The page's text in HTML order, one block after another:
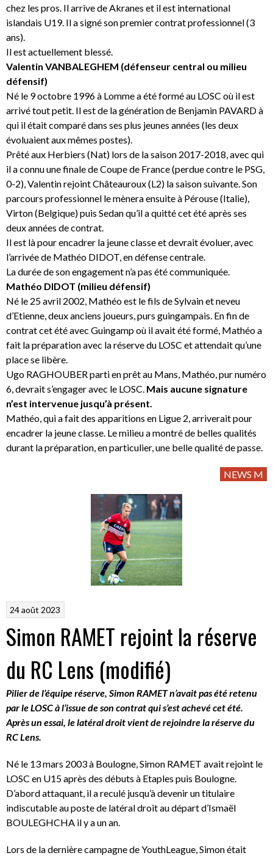
chez les pros. Il arrive de Akranes et il est international
islandais U19. Il a signé son premier contrat professionnel (3
ans).
Il est actuellement blessé.
Valentin VANBALEGHEM (défenseur central ou milieu
défensif)
Né le 9 octobre 1996 à Lomme a été formé au LOSC où il est
arrivé tout petit. Il est de la génération de Benjamin PAVARD à
qui il était comparé dans ses plus jeunes années (les deux
évoluaient aux mêmes postes).
Prêté aux Herbiers (Nat) lors de la saison 2017-2018, avec qui
il a connu une finale de Coupe de France (perdue contre le PSG,
0-2), Valentin rejoint Châteauroux (L2) la saison suivante. Son
parcours professionnel le mènera ensuite à Pérouse (Italie),
Virton (Belgique) puis Sedan qu’il a quitté cet été après ses
deux années de contrat.
Il est là pour encadrer la jeune classe et devrait évoluer, avec
l’arrivée de Mathéo DIDOT, en défense centrale.
La durée de son engagement n’a pas été communiquée.
Mathéo DIDOT (milieu défensif)
Né le 25 avril 2002, Mathéo est le fils de Sylvain et neveu
d’Etienne, deux anciens joueurs, purs guingampais. En fin de
contrat cet été avec Guingamp où il avait été formé, Mathéo a
fait la préparation avec la réserve du LOSC et attendait qu’une
place se libère.
Ugo RAGHOUBER parti en prêt au Mans, Mathéo, pur numéro
6, devrait s’engager avec le LOSC. Mais aucune signature
n’est intervenue jusqu’à présent.
Mathéo, qui a fait des apparitions en Ligue 2, arriverait pour
encadrer la jeune classe. Le milieu a montré de belles qualités
durant la préparation, en particulier, une belle qualité de passe.
NEWS M
24 août 2023
Simon RAMET rejoint la réserve
du RC Lens (modifié)
Pilier de l’équipe réserve, Simon RAMET n’avait pas été retenu
par le LOSC à l’issue de son contrat qui s’est achevé cet été.
Après un essai, le latéral droit vient de rejoindre la réserve du
RC Lens.
Né le 13 mars 2003 à Boulogne, Simon RAMET avait rejoint le
LOSC en U15 après des débuts à Etaples puis Boulogne.
D’abord attaquant, il a reculé jusqu’à devenir un titulaire
indiscutable au poste de latéral droit au départ d’Ismaël
BOULEGHCHA il y a un an.
Lors de la dernière campagne de YouthLeague, Simon était